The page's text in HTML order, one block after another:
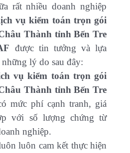
rất nhiều doanh nghiệp
vụ kiểm toán trọn gói
Thành tỉnh Bến Tre
được tin tưởng và lựa
lý do sau đây:
vụ kiểm toán trọn gói
Thành tỉnh Bến Tre
mức phí cạnh tranh, giá
với số lượng chứng từ
nghiệp.
luôn cam kết thực hiện